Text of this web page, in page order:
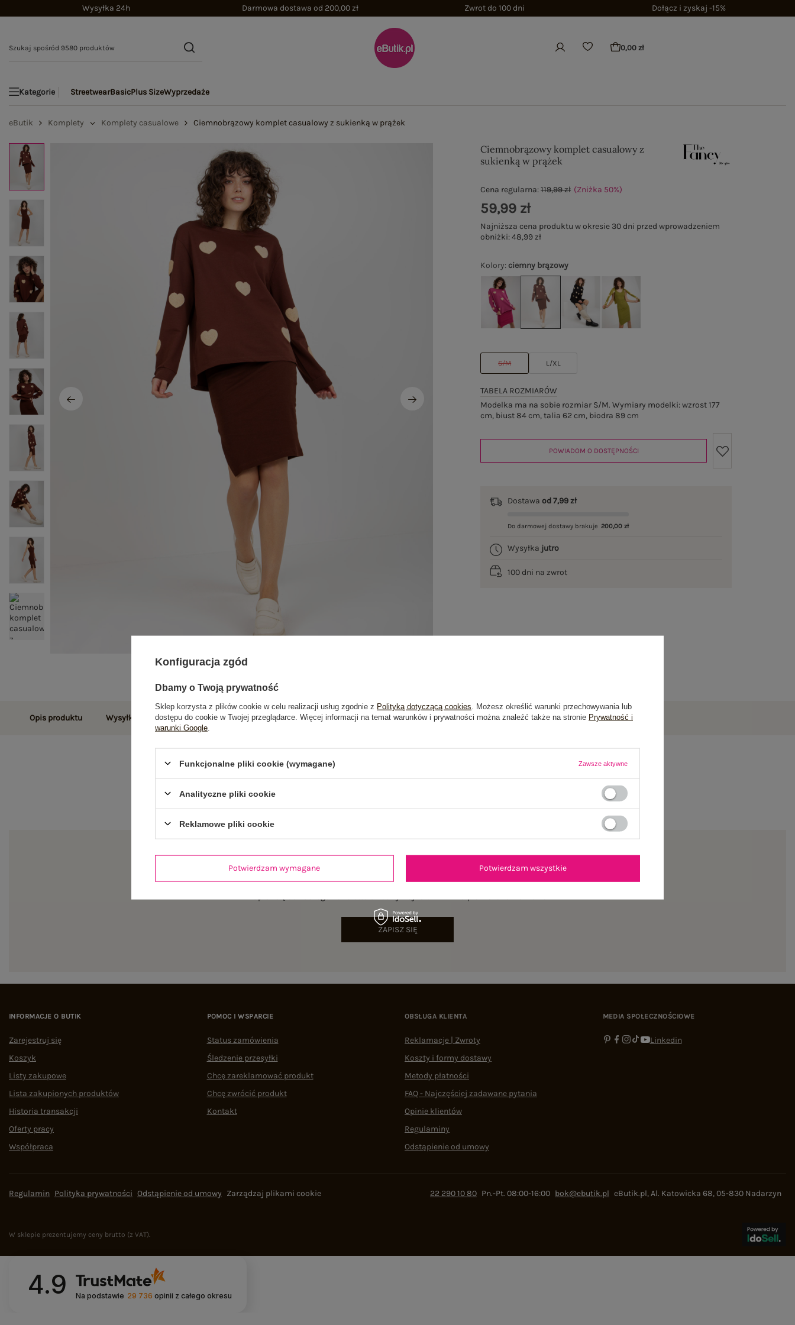
Wysyłka 24h Darmowa dostawa od 200,00 zł Zwrot do 100 dni Dołącz i zyskaj -15%
0,00 zł
Kategorie StreetwearBasicPlus SizeWyprzedaże
eButik Komplety Komplety casualowe Ciemnobrązowy komplet casualowy z sukienką w prążek
Ciemnobrązowy komplet casualowy z
sukienką w prążek
Kolory: ciemny brązowy
S/M L/XL
TABELA ROZMIARÓW
Modelka ma na sobie rozmiar S/M. Wymiary modelki: wzrost 177
cm, biust 84 cm, talia 62 cm, biodra 89 cm
Cena regularna:119,99 zł (Zniżka 50%)
59,99 zł
Najniższa cena produktu w okresie 30 dni przed wprowadzeniem
obniżki:48,99 zł
POWIADOM O DOSTĘPNOŚCI
Dostawaod 7,99 zł
Do darmowej dostawy brakuje 200,00 zł
Wysyłka jutro
100 dni na zwrot
Opis produktu Wysyłka i dostawa Zwroty i reklamacje Opinie o produkcie(0)
ZAPISZ SIĘ
INFORMACJE O BUTIK
Zarejestruj się
Koszyk
Listy zakupowe
Lista zakupionych produktów
Historia transakcji
Oferty pracy
Współpraca
POMOC I WSPARCIE
Status zamówienia
Śledzenie przesyłki
Chcę zareklamować produkt
Chcę zwrócić produkt
Kontakt
OBSŁUGA KLIENTA
Reklamacje | Zwroty
Koszty i formy dostawy
Metody płatności
FAQ - Najczęściej zadawane pytania
Opinie klientów
Regulaminy
Odstąpienie od umowy
MEDIA SPOŁECZNOŚCIOWE
Linkedin
Regulamin Polityka prywatności Odstąpienie od umowy Zarządzaj plikami cookie 22 290 10 80 Pn.-Pt. 08:00-16:00 bok@ebutik.pl eButik.pl,Al. Katowicka 68,05-830 Nadarzyn
W sklepie prezentujemy ceny brutto (z VAT).
4.9 Na podstawie 29 736 opinii z całego okresu
Konfiguracja zgód
Dbamy o Twoją prywatność
Sklep korzysta z plików cookie w celu realizacji usług zgodnie z Polityką dotyczącą cookies . Możesz określić warunki przechowywania lub
dostępu do cookie w Twojej przeglądarce. Więcej informacji na temat warunków i prywatności można znaleźć także na stronie Prywatność i
warunki Google
Funkcjonalne pliki cookie (wymagane) Zawsze aktywne
Analityczne pliki cookie
Reklamowe pliki cookie
Potwierdzam wymagane Potwierdzam wszystkie